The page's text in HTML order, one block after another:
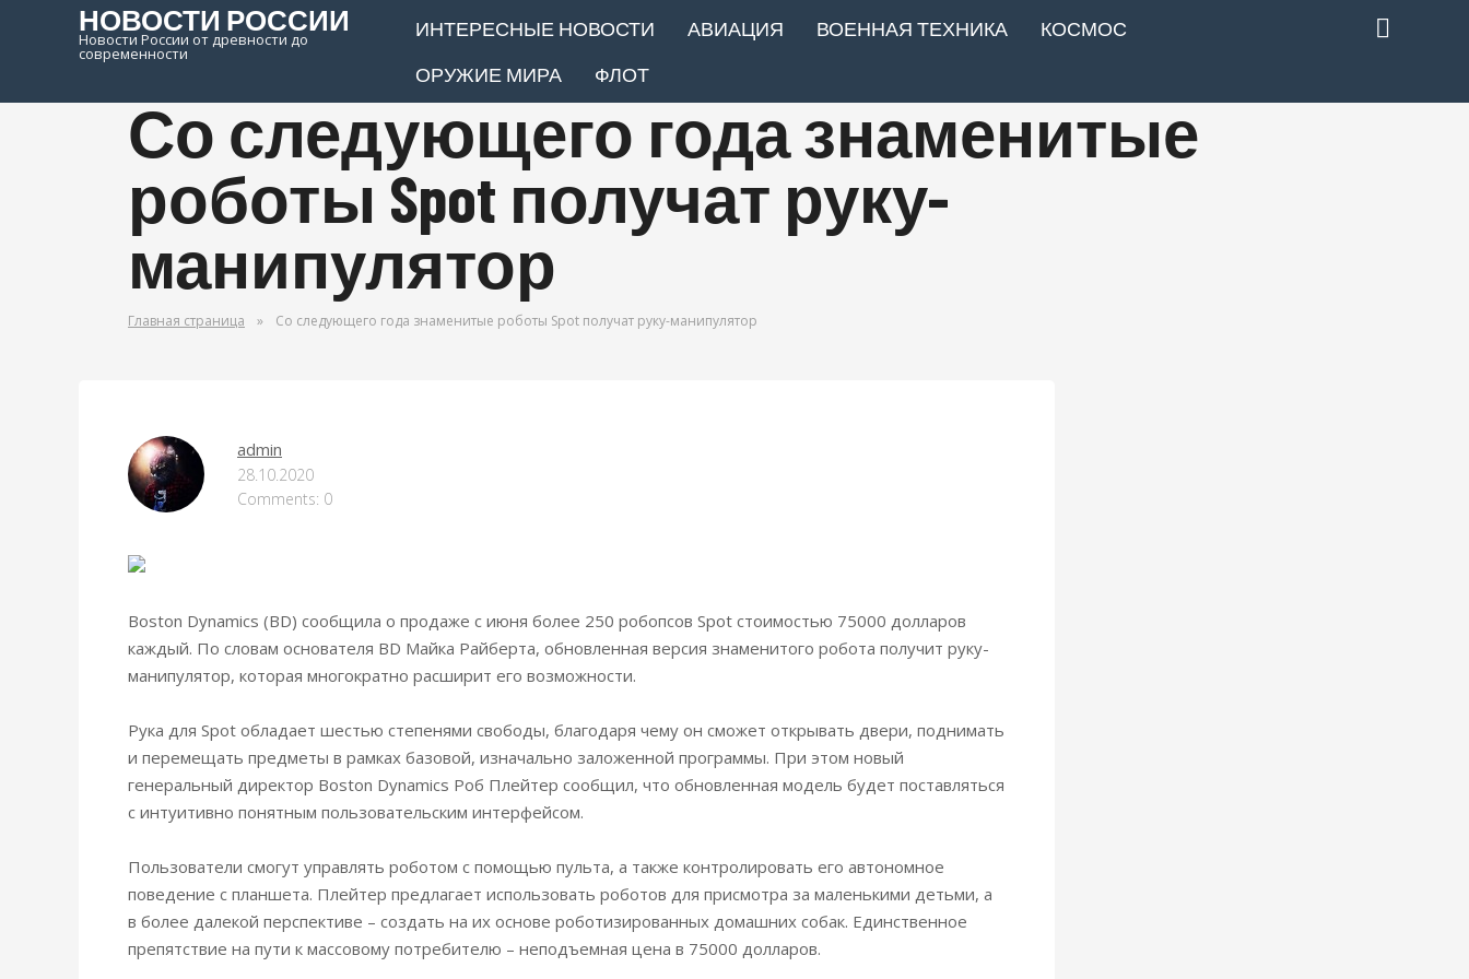
НОВОСТИ РОССИИ
Новости России от древности до
современности
ИНТЕРЕСНЫЕ НОВОСТИ АВИАЦИЯ ВОЕННАЯ ТЕХНИКА
КОСМОС
ОРУЖИЕ МИРА
ФЛОТ
Со следующего года знаменитые
роботы Spot получат руку-
манипулятор
Главная страница » Со следующего года знаменитые роботы Spot получат руку-манипулятор
ОРУЖИЕ МИРА
admin
28.10.2020
Comments: 0
Boston Dynamics (BD) сообщила о продаже с июня более 250 робопсов Spot стоимостью 75000 долларов
каждый. По словам основателя BD Майка Райберта, обновленная версия знаменитого робота получит руку-
манипулятор, которая многократно расширит его возможности.
Рука для Spot обладает шестью степенями свободы, благодаря чему он сможет открывать двери, поднимать
и перемещать предметы в рамках базовой, изначально заложенной программы. При этом новый
генеральный директор Boston Dynamics Роб Плейтер сообщил, что обновленная модель будет поставляться
с интуитивно понятным пользовательским интерфейсом.
Пользователи смогут управлять роботом с помощью пульта, а также контролировать его автономное
поведение с планшета. Плейтер предлагает использовать роботов для присмотра за маленькими детьми, а
в более далекой перспективе – создать на их основе роботизированных домашних собак. Единственное
препятствие на пути к массовому потребителю – неподъемная цена в 75000 долларов.